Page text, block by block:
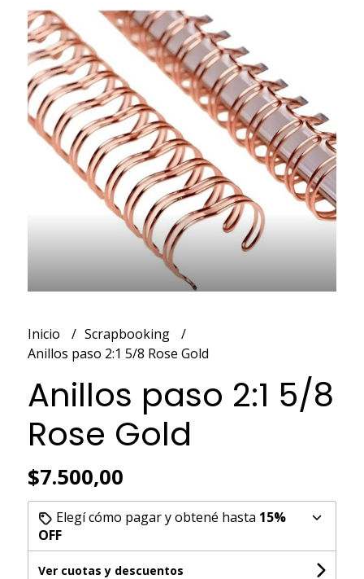
Inicio
Scrapbooking
Anillos paso 2:1 5/8 Rose Gold
Anillos paso 2:1 5/8
Rose Gold
$7.500,00
Elegí cómo pagar y obtené hasta 15%
OFF
Ver cuotas y descuentos